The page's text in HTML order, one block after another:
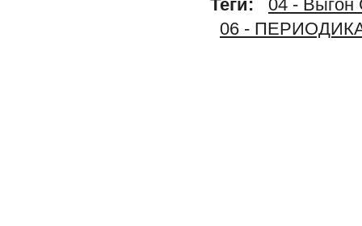
Теги:
04 - Выгон
06 -